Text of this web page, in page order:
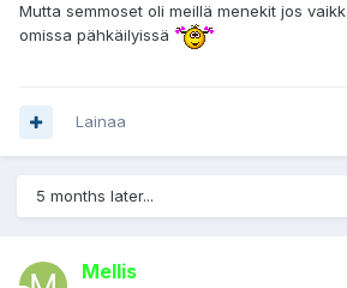
Mutta semmoset oli meillä menekit jos
omissa pähkäilyissä
Lainaa
5 months later...
Mellis